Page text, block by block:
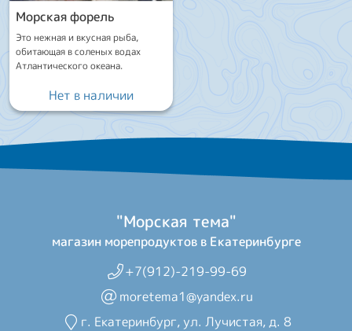
Морская форель
Это нежная и вкусная рыба,
обитающая в соленых водах
Атлантического океана.
Нет в наличии
"Морская тема"
магазин морепродуктов в Екатеринбурге
+7(912)-219-99-69
moretema1@yandex.ru
г. Екатеринбург, ул. Лучистая, д. 8